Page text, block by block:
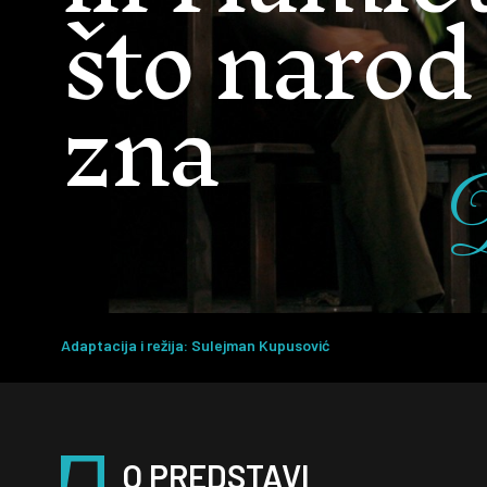
što
zna
Adaptacija i režija: Sulejman Kupusović
O PREDSTAVI